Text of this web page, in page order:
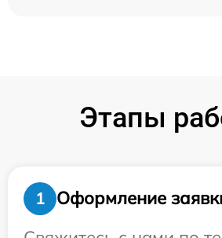
Этапы
1
Оформление